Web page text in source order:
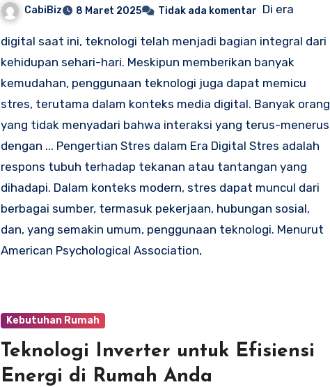
CabiBiz 8 Maret 2025 Tidak ada komentar Di era
digital saat ini, teknologi telah menjadi bagian integral dari
kehidupan sehari-hari. Meskipun memberikan banyak
kemudahan, penggunaan teknologi juga dapat memicu
stres, terutama dalam konteks media digital. Banyak orang
yang tidak menyadari bahwa interaksi yang terus-menerus
dengan ... Pengertian Stres dalam Era Digital Stres adalah
respons tubuh terhadap tekanan atau tantangan yang
dihadapi. Dalam konteks modern, stres dapat muncul dari
berbagai sumber, termasuk pekerjaan, hubungan sosial,
dan, yang semakin umum, penggunaan teknologi. Menurut
American Psychological Association,
Kebutuhan Rumah
Teknologi Inverter untuk Efisiensi
Energi di Rumah Anda